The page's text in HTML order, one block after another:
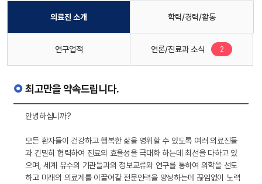
의료진 소개 학력/경력/활동
연구업적 언론/진료과 소식 2
최고만을 약속드립니다.
안녕하십니까?
모든 환자들이 건강하고 행복한 삶을 영위할 수 있도록 여러 의료진들
과 긴밀히 협력하여 진료의 효율성을 극대화 하는데 최선을 다하고 있
으며, 세계 유수의 기관들과의 정보교류와 연구를 통하여 의학을 선도
하고 미래의 의료계를 이끌어갈 전문인력을 양성하는데 끊임없이 노력